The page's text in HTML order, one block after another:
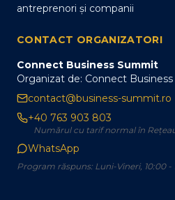
antreprenori și companii
CONTACT ORGANIZATORI
Connect Business Summit
Organizat de: Connect
contact@business-summit.ro
+40 763 903 803
Numărul cu tarif normal în
WhatsApp
Program răspuns: Luni-Vineri, 10:00 -